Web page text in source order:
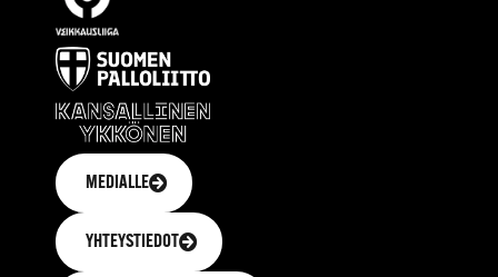
MEDIALLE
YHTEYSTIEDOT